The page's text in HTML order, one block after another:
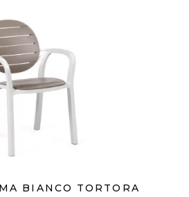
BIANCO TORTORA